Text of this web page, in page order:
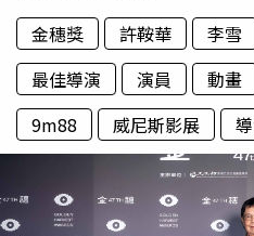
金穗獎 許鞍華 李雪
最佳導演
演員 動畫
9m88
威尼斯影展